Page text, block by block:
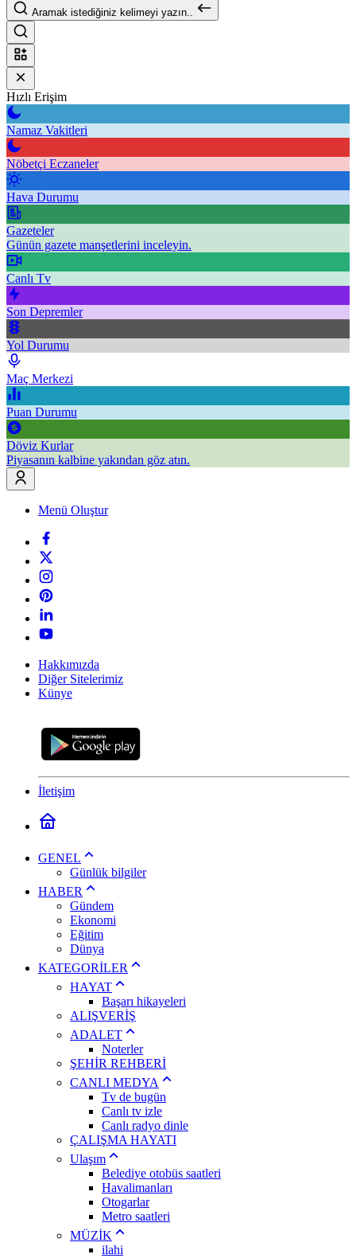
Aramak istediğiniz kelimeyi yazın..
Hızlı Erişim
Namaz Vakitleri
Nöbetçi Eczaneler
Hava Durumu
Gazeteler
Günün gazete manşetlerini inceleyin.
Canlı Tv
Son Depremler
Yol Durumu
Maç Merkezi
Puan Durumu
Döviz Kurlar
Piyasanın kalbine yakından göz atın.
Menü Oluştur
Hakkımızda
Diğer Sitelerimiz
Künye
İletişim
GENEL
Günlük bilgiler
HABER
Gündem
Ekonomi
Eğitim
Dünya
KATEGORİLER
HAYAT
Başarı hikayeleri
ALIŞVERİŞ
ADALET
Noterler
ŞEHİR REHBERİ
CANLI MEDYA
Tv de bugün
Canlı tv izle
Canlı radyo dinle
ÇALIŞMA HAYATI
Ulaşım
Belediye otobüs saatleri
Havalimanları
Otogarlar
Metro saatleri
MÜZİK
ilahi